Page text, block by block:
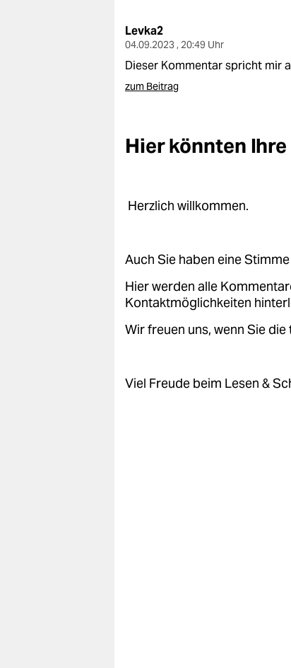
nord
wahrheit
verlag
veranstaltungen
fragen & hilfe
abo
genossenschaft
Levka2
04.09.2023 , 20:49 Uhr
Dieser Kommentar spricht mir
zum Beitrag
Hier könnten
Herzlich willkommen.
Auch Sie haben eine
Hier werden alle
Kontaktmöglichkeiten
Wir freuen uns, wenn Sie
Viel Freude beim Lesen &